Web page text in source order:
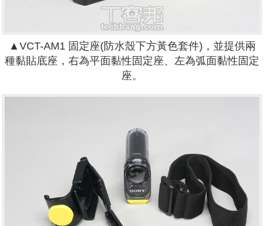
▲ VCT-AM1 固定座(防水殼下方黃色套件)，並提供兩
種黏貼底座，右為平面黏性固定座、左為弧面黏性固定
座。